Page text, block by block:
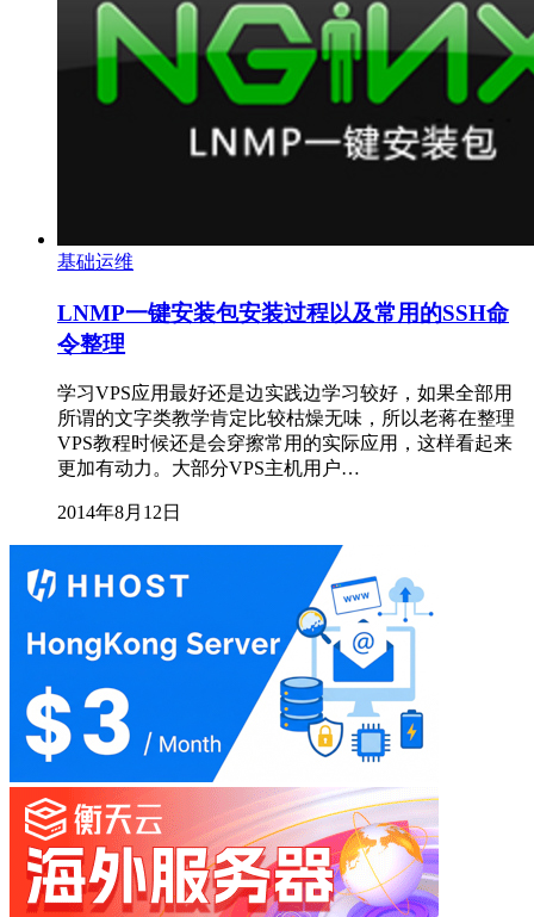
基础运维
LNMP一键安装包安装过程以及常用的SSH命
令整理
学习VPS应用最好还是边实践边学习较好，如果全部用
所谓的文字类教学肯定比较枯燥无味，所以老蒋在整理
VPS教程时候还是会穿擦常用的实际应用，这样看起来
更加有动力。大部分VPS主机用户…
2014年8月12日